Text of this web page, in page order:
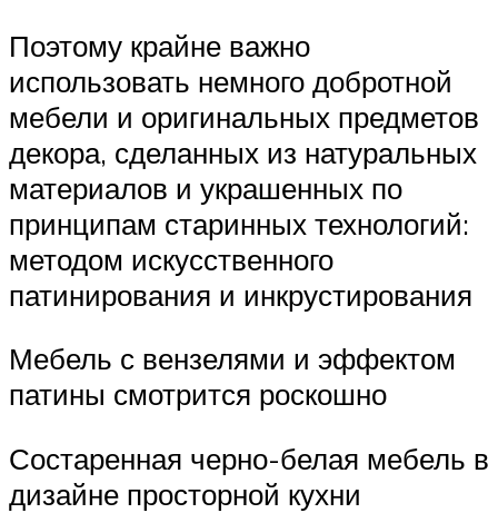
Поэтому крайне важно
использовать немного добротной
мебели и оригинальных предметов
декора, сделанных из натуральных
материалов и украшенных по
принципам старинных технологий:
методом искусственного
патинирования и инкрустирования
Мебель с вензелями и эффектом
патины смотрится роскошно
Состаренная черно-белая мебель в
дизайне просторной кухни